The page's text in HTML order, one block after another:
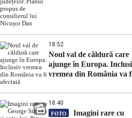
18:52
Noul val de căldură care
ajunge în Europa.
vremea din România va
18:40
FOTO
Imagini rare cu